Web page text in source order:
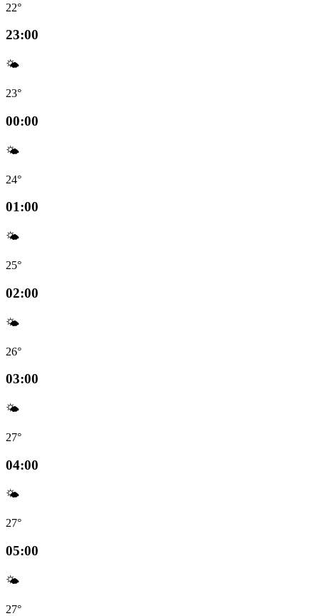
22°
23:00
🌤️
23°
00:00
🌤️
24°
01:00
🌤️
25°
02:00
🌤️
26°
03:00
🌤️
27°
04:00
🌤️
27°
05:00
🌤️
27°